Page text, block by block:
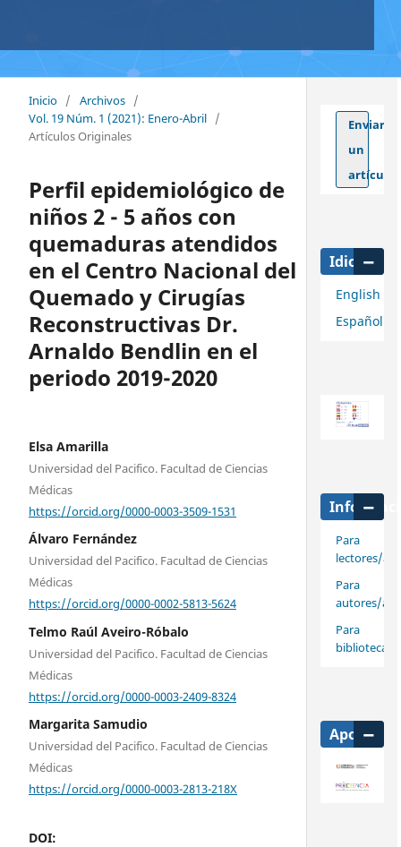
Inicio / Archivos /
Vol. 19 Núm. 1 (2021): Enero-Abril /
Artículos Originales
Perfil epidemiológico de
niños 2 - 5 años con
quemaduras atendidos
en el Centro Nacional del
Quemado y Cirugías
Reconstructivas Dr.
Arnaldo Bendlin en el
periodo 2019-2020
Elsa Amarilla
Universidad del Pacifico. Facultad de Ciencias
Médicas
https://orcid.org/0000-0003-3509-1531
Álvaro Fernández
Universidad del Pacifico. Facultad de Ciencias
Médicas
https://orcid.org/0000-0002-5813-5624
Telmo Raúl Aveiro-Róbalo
Universidad del Pacifico. Facultad de Ciencias
Médicas
https://orcid.org/0000-0003-2409-8324
Margarita Samudio
Universidad del Pacifico. Facultad de Ciencias
Médicas
https://orcid.org/0000-0003-2813-218X
DOI:
Enviar
un
artículo
Idioma
English
Español
Para
lectores/as
Para
autores/as
Para
Apoya